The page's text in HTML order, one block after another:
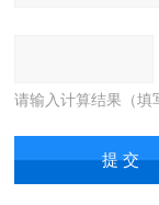
请输入计算结果（填